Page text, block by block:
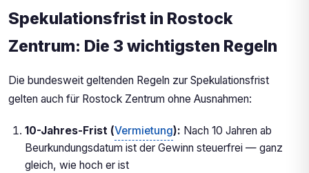
Spekulationsfrist in Rostock
Zentrum: Die 3 wichtigsten Regeln
Die bundesweit geltenden Regeln zur Spekulationsfrist
gelten auch für Rostock Zentrum ohne Ausnahmen:
10-Jahres-Frist (Vermietung): Nach 10 Jahren ab
Beurkundungsdatum ist der Gewinn steuerfrei — ganz
gleich, wie hoch er ist